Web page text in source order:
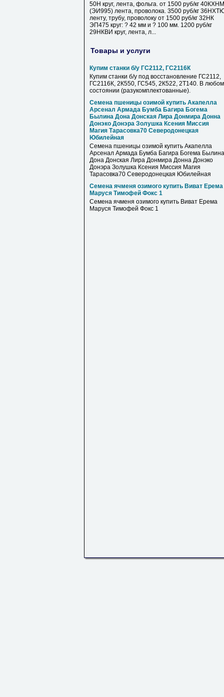
50Н круг, лента, фольга. от 1500 руб/кг 40КХНМ
(ЭИ995) лента, проволока. 3500 руб/кг
ленту, трубу, проволоку от 1500 руб/кг 32НК
ЭП475 круг: ? 42 мм и ? 100 мм. 1200 руб/кг
29НКВИ круг, лента, л...
Товары и услуги
Купим станки б/у ГС2112, ГС2116К
Купим станки б/у под восстановление ГС2112,
ГС2116К, 2К550, ГС545, 2К522, 2Т140. В любом
состоянии (разукомплектованные).
Семена пшеницы озимой купить Акапелла
Арсенал Армада Бумба Багира Богема
Былина Дона Донская Лира Донмира Донна
Донэко Донэра Золушка Ксения Миссия
Магия Тарасовка70 Северодонецкая
Юбилейная
Семена пшеницы озимой купить Акапелла
Арсенал Армада Бумба Багира Богема Былина
Дона Донская Лира Донмира Донна Донэко
Донэра Золушка Ксения Миссия Магия
Тарасовка70 Северодонецкая Юбилейная
Семена ячменя озимого купить Виват Ерема
Маруся Тимофей Фокс 1
Семена ячменя озимого купить Виват Ерема
Маруся Тимофей Фокс 1